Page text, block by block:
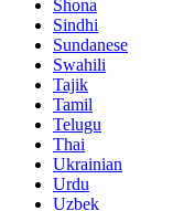
Shona
Sindhi
Sundanese
Swahili
Tajik
Tamil
Telugu
Thai
Ukrainian
Urdu
Uzbek